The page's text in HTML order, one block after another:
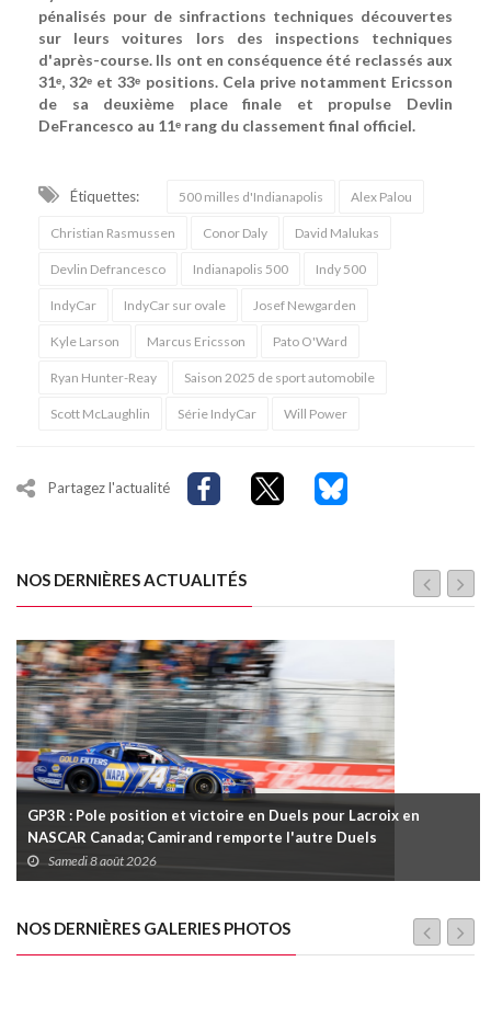
pénalisés pour de sinfractions techniques découvertes
sur leurs voitures lors des inspections techniques
d'après-course. Ils ont en conséquence été reclassés aux
31ᵉ, 32ᵉ et 33ᵉ positions. Cela prive notamment Ericsson
de sa deuxième place finale et propulse Devlin
DeFrancesco au 11ᵉ rang du classement final officiel.
Étiquettes: 500 milles d'Indianapolis Alex Palou
Christian Rasmussen Conor Daly David Malukas
Devlin Defrancesco Indianapolis 500 Indy 500
IndyCar IndyCar sur ovale Josef Newgarden
Kyle Larson Marcus Ericsson Pato O'Ward
Ryan Hunter-Reay Saison 2025 de sport automobile
Scott McLaughlin Série IndyCar Will Power
Partagez l'actualité
NOS DERNIÈRES ACTUALITÉS
GP3R : Pole position et victoire en Duels pour Lacroix en
NASCAR Canada; Camirand remporte l'autre Duels
Samedi 8 août 2026
NOS DERNIÈRES GALERIES PHOTOS